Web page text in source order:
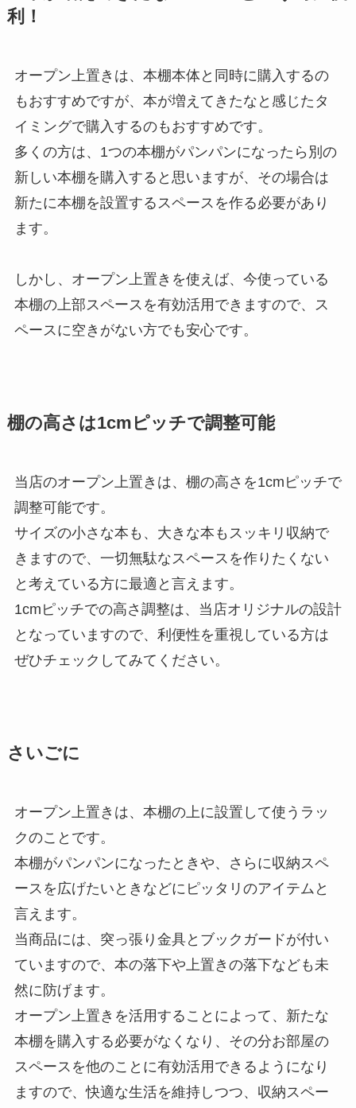
利！
オープン上置きは、本棚本体と同時に購入するの
もおすすめですが、本が増えてきたなと感じたタ
イミングで購入するのもおすすめです。
多くの方は、1つの本棚がパンパンになったら別の
新しい本棚を購入すると思いますが、その場合は
新たに本棚を設置するスペースを作る必要があり
ます。
しかし、オープン上置きを使えば、今使っている
本棚の上部スペースを有効活用できますので、ス
ペースに空きがない方でも安心です。
棚の高さは1cmピッチで調整可能
当店のオープン上置きは、棚の高さを1cmピッチで
調整可能です。
サイズの小さな本も、大きな本もスッキリ収納で
きますので、一切無駄なスペースを作りたくない
と考えている方に最適と言えます。
1cmピッチでの高さ調整は、当店オリジナルの設計
となっていますので、利便性を重視している方は
ぜひチェックしてみてください。
さいごに
オープン上置きは、本棚の上に設置して使うラッ
クのことです。
本棚がパンパンになったときや、さらに収納スペ
ースを広げたいときなどにピッタリのアイテムと
言えます。
当商品には、突っ張り金具とブックガードが付い
ていますので、本の落下や上置きの落下なども未
然に防げます。
オープン上置きを活用することによって、新たな
本棚を購入する必要がなくなり、その分お部屋の
スペースを他のことに有効活用できるようになり
ますので、快適な生活を維持しつつ、収納スペー